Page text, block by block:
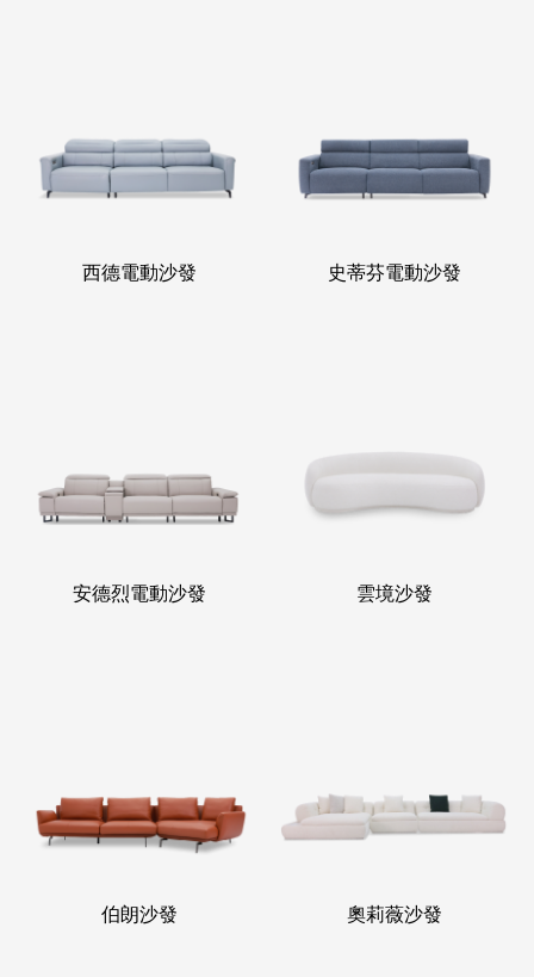
西德電動沙發 史蒂芬電動沙發
安德烈電動沙發 雲境沙發
伯朗沙發 奧莉薇沙發